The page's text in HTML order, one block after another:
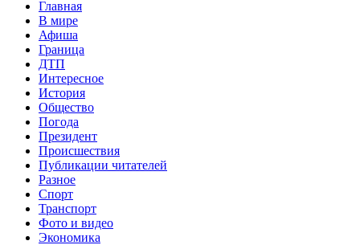
Главная
В мире
Афиша
Граница
ДТП
Интересное
История
Общество
Погода
Президент
Происшествия
Публикации читателей
Разное
Спорт
Транспорт
Фото и видео
Экономика